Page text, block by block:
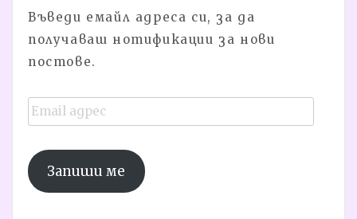
Въведи емайл адреса си, за да
получаваш нотификации за нови
постове.
Email
адрес
Запиши ме